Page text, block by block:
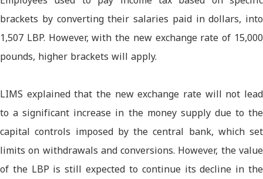
brackets by converting their salaries paid in dollars, into
1,507 LBP. However, with the new exchange rate of 15,000
pounds, higher brackets will apply.
LIMS explained that the new exchange rate will not lead
to a significant increase in the money supply due to the
capital controls imposed by the central bank, which set
limits on withdrawals and conversions. However, the value
of the LBP is still expected to continue its decline in the